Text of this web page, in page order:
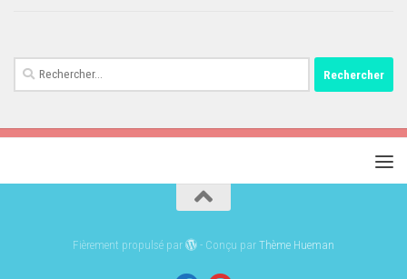
Rechercher :
Fièrement propulsé par - Conçu parThème Hueman